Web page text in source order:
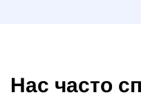
Нас часто